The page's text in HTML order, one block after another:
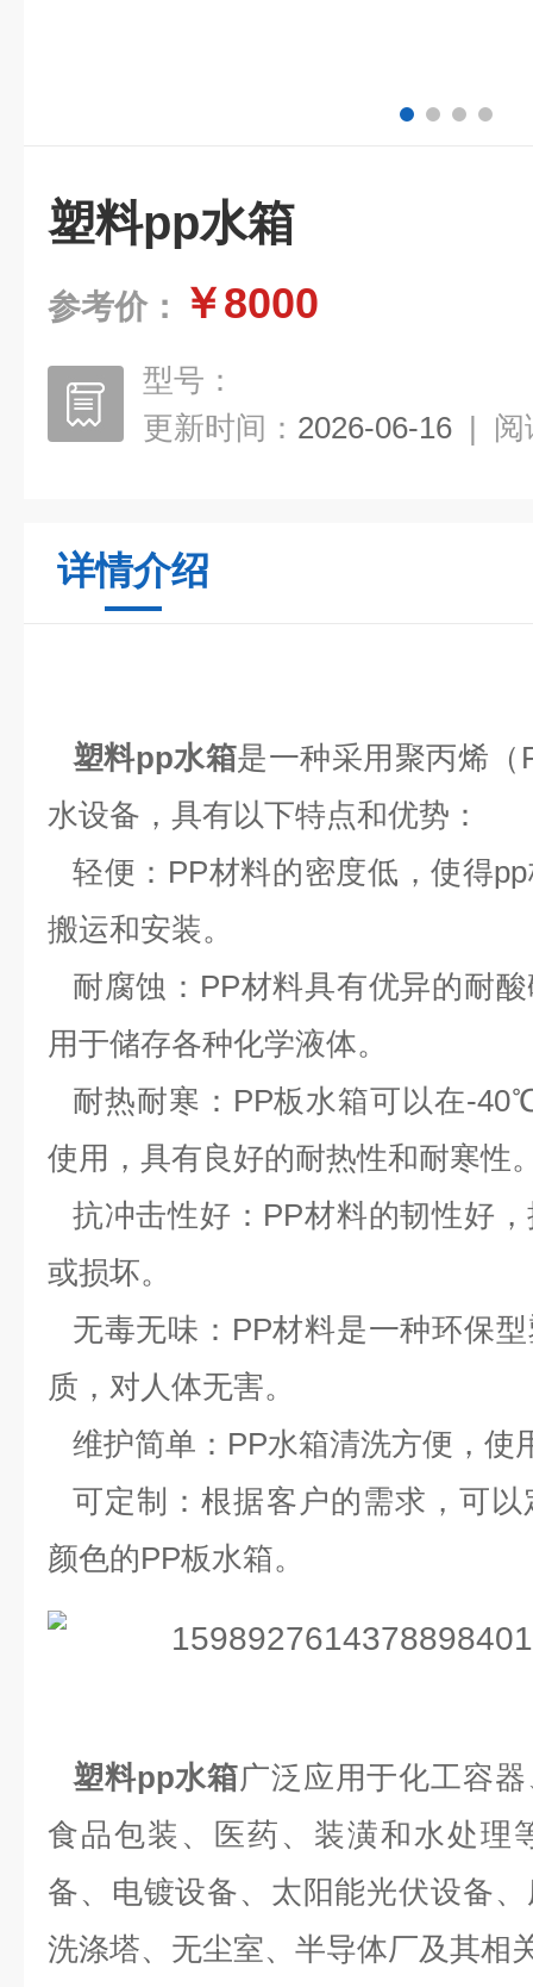
塑料pp水箱
参考价： ￥8000
型号：
更新时间： 2026-06-16 | 阅
详情介绍
塑料pp水箱是一种采用聚丙烯
水设备，具有以下特点和优势：
轻便： PP材料的密度低，使得
搬运和安装。
耐腐蚀： PP材料具有优异的耐
用于储存各种化学液体。
耐热耐寒： PP板水箱可以在-
使用，具有良好的耐热性和耐寒性
抗冲击性好： PP材料的韧性好
或损坏。
无毒无味： PP材料是一种环保
质，对人体无害。
维护简单： PP水箱清洗方便，使
可定制：根据客户的需求，可
颜色的PP板水箱。
塑料pp水箱广泛应用于化工容
食品包装、医药、装潢和水处理
备、电镀设备、太阳能光伏设备
洗涤塔、无尘室、半导体厂及其相